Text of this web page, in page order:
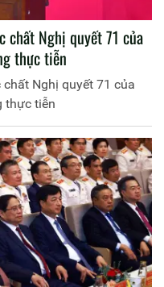
chất Nghị quyết 71 của
thực tiễn
Nghị quyết 71 của
thực tiễn